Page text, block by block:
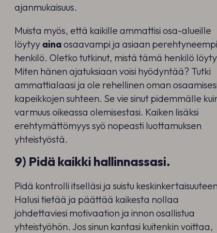
ajanmukaisuus.
Muista myös, että kaikille ammattisi osa-alueille
löytyy ainaosaavampi ja asiaan perehtyneempi
henkilö. Oletko tutkinut, mistä tämä henkilö
Miten hänen ajatuksiaan voisi hyödyntää? Tutki
ammattialaasi ja ole rehellinen oman
kapeikkojen suhteen. Se vie sinut pidemmälle
varmuus oikeassa olemisestasi. Kaiken lisäksi
erehtymättömyys syö nopeasti luottamuksen
yhteistyöstä.
9) Pidä kaikki hallinnassasi.
Pidä kontrolli itselläsi ja suistu
Halusi tietää ja päättää kaikesta nollaa
johdettaviesi motivaation ja innon osallistua
yhteistyöhön. Jos sinun kantasi kuitenkin voittaa,